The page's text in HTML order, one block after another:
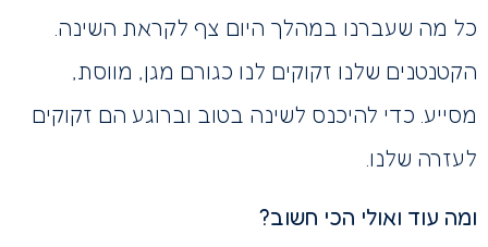
כל מה שעברנו במהלך היום צף לקראת השינה.
הקטנטנים שלנו זקוקים לנו כגורם מגן, מווסת,
מסייע. כדי להיכנס לשינה בטוב וברוגע הם זקוקים
לעזרה שלנו.
ומה עוד ואולי הכי חשוב?